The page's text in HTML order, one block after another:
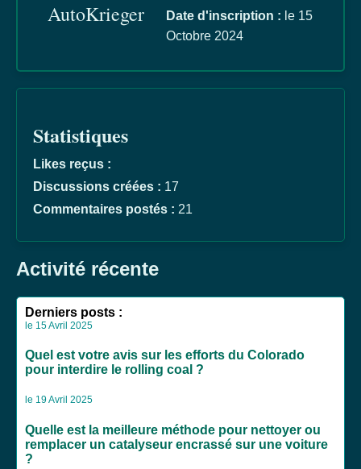
AutoKrieger Date d'inscription : le 15
Octobre 2024
Statistiques
Likes reçus :
Discussions créées : 17
Commentaires postés : 21
Activité récente
Derniers posts :
le 15 Avril 2025
Quel est votre avis sur les efforts du Colorado
pour interdire le rolling coal ?
le 19 Avril 2025
Quelle est la meilleure méthode pour nettoyer ou
remplacer un catalyseur encrassé sur une voiture
?